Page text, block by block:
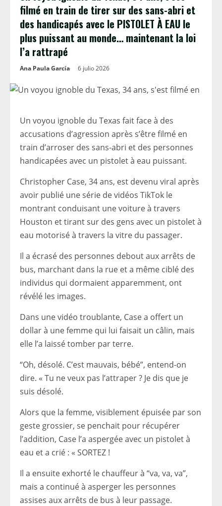
filmé en train de tirer sur des sans-abri et
des handicapés avec le PISTOLET À EAU le
plus puissant au monde… maintenant la loi
l’a rattrapé
Ana Paula García 6 julio 2026
Un voyou ignoble du Texas fait face à des
accusations d’agression après s’être filmé en
train d’arroser des sans-abri et des personnes
handicapées avec un pistolet à eau puissant.
Christopher Case, 34 ans, est devenu viral après
avoir publié une série de vidéos TikTok le
montrant conduisant une voiture à travers
Houston et tirant sur des gens avec un pistolet à
eau motorisé à travers la vitre du passager.
Il a écrasé des personnes debout aux arrêts de
bus, marchant dans la rue et a même ciblé des
individus qui dormaient apparemment, ont
révélé les images.
Dans une vidéo troublante, Case a offert un
dollar à une femme qui lui faisait un câlin, mais
elle l’a laissé tomber par terre.
“Oh, désolé. C’est mauvais, bébé”, entend-on
dire. « Tu ne veux pas l’attraper ? Je dis que je
suis désolé.
Alors que la femme, visiblement épuisée par son
geste grossier, se penchait pour récupérer
l’addition, Case l’a aspergée avec un pistolet à
eau et a crié : « SORTEZ !
Il a ensuite exhorté le chauffeur à “va, va, va”,
mais a continué à asperger les personnes
assises aux arrêts de bus à leur passage.